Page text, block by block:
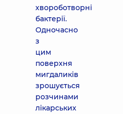
хвороботворні
бактерії.
Одночасно
з
цим
поверхня
мигдаликів
зрошується
розчинами
лікарських